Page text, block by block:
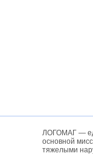
ЛОГОМАГ —
основной
тяжелыми